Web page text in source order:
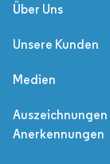
Über Uns
Unsere Kunden
Medien
Auszeichnungen
Anerkennungen